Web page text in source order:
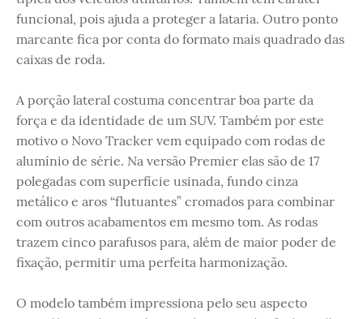
funcional, pois ajuda a proteger a lataria. Outro ponto
marcante fica por conta do formato mais quadrado das
caixas de roda.
A porção lateral costuma concentrar boa parte da
força e da identidade de um SUV. Também por este
motivo o Novo Tracker vem equipado com rodas de
alumínio de série. Na versão Premier elas são de 17
polegadas com superfície usinada, fundo cinza
metálico e aros “flutuantes” cromados para combinar
com outros acabamentos em mesmo tom. As rodas
trazem cinco parafusos para, além de maior poder de
fixação, permitir uma perfeita harmonização.
O modelo também impressiona pelo seu aspecto